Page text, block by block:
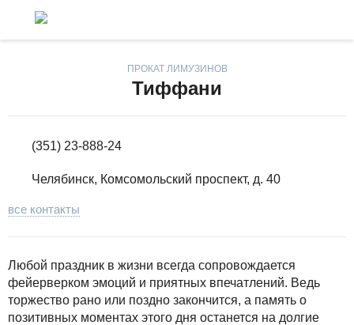
ПРОКАТ ЛИМУЗИНОВ
Тиффани
(351) 23-888-24
Челябинск, Комсомольский проспект, д. 40
все контакты
Любой праздник в жизни всегда сопровождается
фейерверком эмоций и приятных впечатлений. Ведь
торжество рано или поздно закончится, а память о
позитивных моментах этого дня останется на долгие